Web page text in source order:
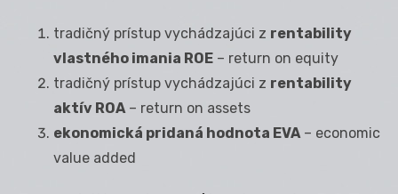
tradičný prístup vychádzajúci z rentability
vlastného imania ROE – return on equity
tradičný prístup vychádzajúci z rentability
aktív ROA– return on assets
ekonomická pridaná hodnota EVA– economic
value added